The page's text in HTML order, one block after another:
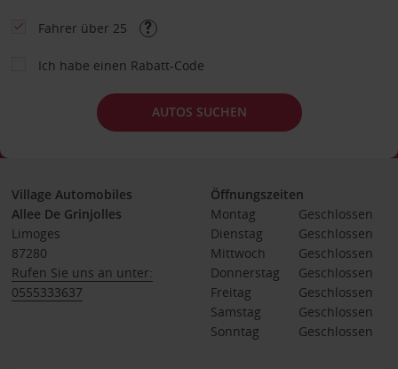
Fahrer über 25
Ich habe einen Rabatt-Code
AUTOS SUCHEN
Village Automobiles
Allee De Grinjolles
Limoges
87280
Rufen Sie uns an unter:
0555333637
Öffnungszeiten
Montag
Geschlossen
Dienstag
Geschlossen
Mittwoch
Geschlossen
Donnerstag
Geschlossen
Freitag
Geschlossen
Samstag
Geschlossen
Sonntag
Geschlossen